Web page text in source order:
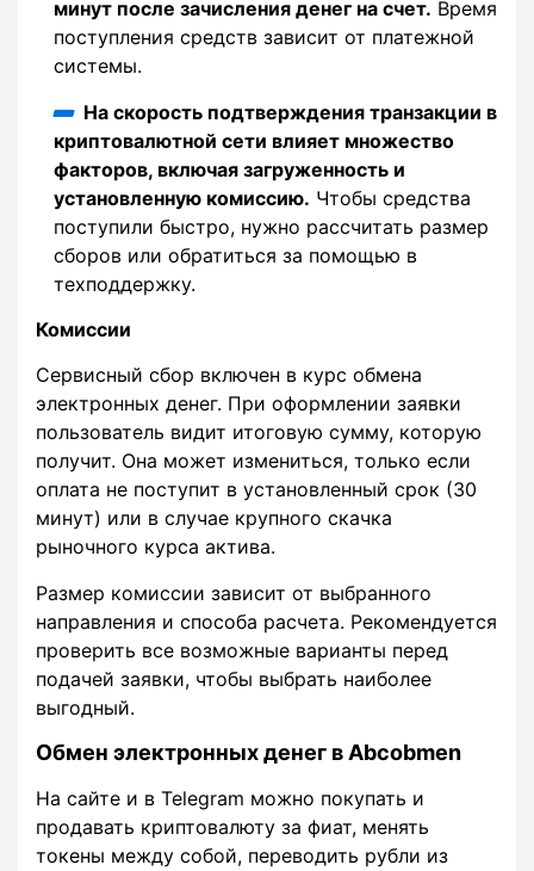
минут после зачисления денег на счет. Время
поступления средств зависит от платежной
системы.
На скорость подтверждения транзакции в
криптовалютной сети влияет множество
факторов, включая загруженность и
установленную комиссию. Чтобы средства
поступили быстро, нужно рассчитать размер
сборов или обратиться за помощью в
техподдержку.
Комиссии
Сервисный сбор включен в курс обмена
электронных денег. При оформлении заявки
пользователь видит итоговую сумму, которую
получит. Она может измениться, только если
оплата не поступит в установленный срок (30
минут) или в случае крупного скачка
рыночного курса актива.
Размер комиссии зависит от выбранного
направления и способа расчета. Рекомендуется
проверить все возможные варианты перед
подачей заявки, чтобы выбрать наиболее
выгодный.
Обмен электронных денег в Abcobmen
На сайте и в Telegram можно покупать и
продавать криптовалюту за фиат, менять
токены между собой, переводить рубли из